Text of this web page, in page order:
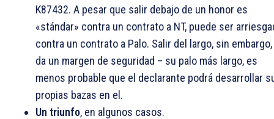
K87432. A pesar que salir debajo de un honor es
«stándar» contra un contrato a NT, puede ser
contra un contrato a Palo. Salir del largo, sin
da un margen de seguridad – su palo más largo, es
menos probable que el declarante podrá desarrollar
propias bazas en el.
Un triunfo, en algunos casos.